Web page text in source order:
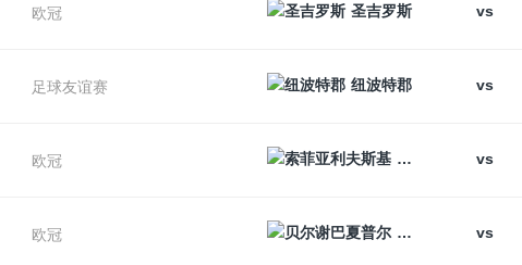
欧冠 圣吉罗斯 vs
足球友谊赛 纽波特郡 vs
欧冠 索菲亚利夫斯基
vs
欧冠 贝尔谢巴夏普尔
vs